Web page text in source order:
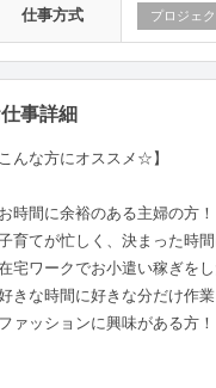
仕事方式 プロジェク
事詳細
こんな方にオススメ☆】
時間に余裕のある主婦の方！
育てが忙しく、決まった時間
宅ワークでお小遣い稼ぎをし
きな時間に好きな分だけ作業
ァッションに興味がある方！